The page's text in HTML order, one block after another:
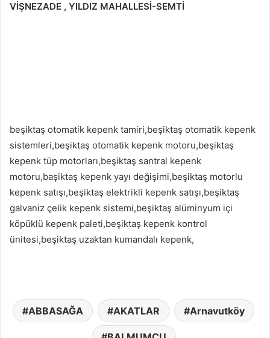
VİŞNEZADE , YILDIZ MAHALLESİ-SEMTİ
beşiktaş otomatik kepenk tamiri,beşiktaş otomatik kepenk
sistemleri,beşiktaş otomatik kepenk motoru,beşiktaş
kepenk tüp motorları,beşiktaş santral kepenk
motoru,başiktaş kepenk yayı değişimi,beşiktaş motorlu
kepenk satışı,beşiktaş elektrikli kepenk satışı,beşiktaş
galvaniz çelik kepenk sistemi,beşiktaş alüminyum içi
köpüklü kepenk paleti,beşiktaş kepenk kontrol
ünitesi,beşiktaş uzaktan kumandalı kepenk,
ABBASAĞA AKATLAR Arnavutköy